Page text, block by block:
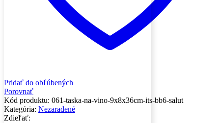
Pridať do obľúbených
Porovnať
Kód produktu: 061-taska-na-vino-9x8x36cm-its-bb6-salut
Kategória: Nezaradené
Zdieľať: